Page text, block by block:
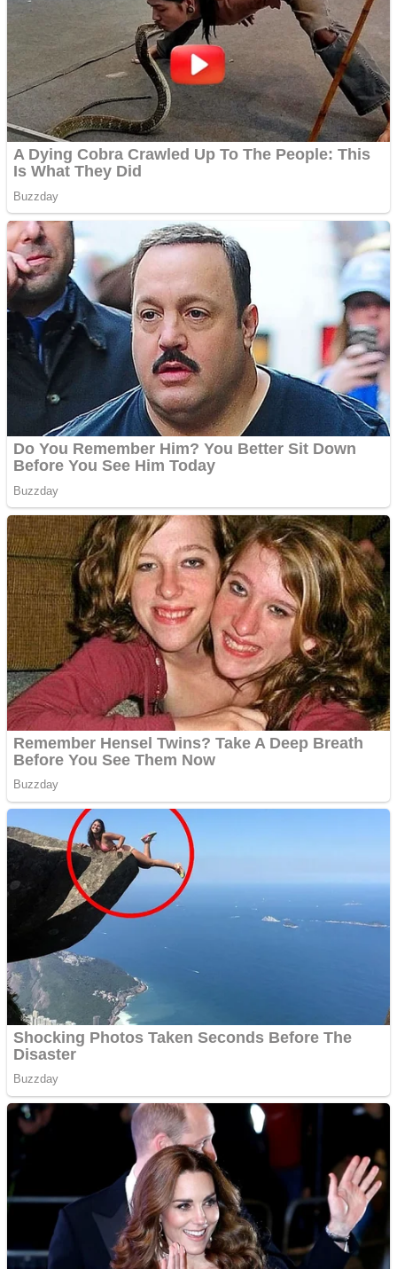
Vând sticlă cu vin din
1958 Murfatlar
Chardonnay